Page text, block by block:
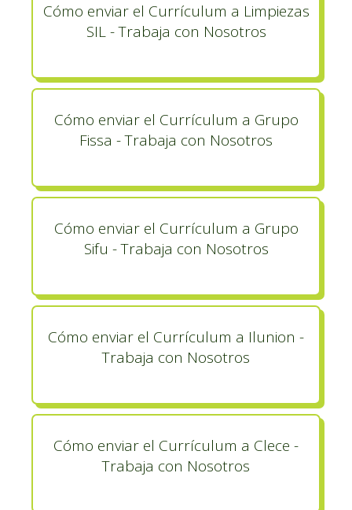
Cómo enviar el Currículum a Limpiezas
SIL - Trabaja con Nosotros
Cómo enviar el Currículum a Grupo
Fissa - Trabaja con Nosotros
Cómo enviar el Currículum a Grupo
Sifu - Trabaja con Nosotros
Cómo enviar el Currículum a Ilunion -
Trabaja con Nosotros
Cómo enviar el Currículum a Clece -
Trabaja con Nosotros